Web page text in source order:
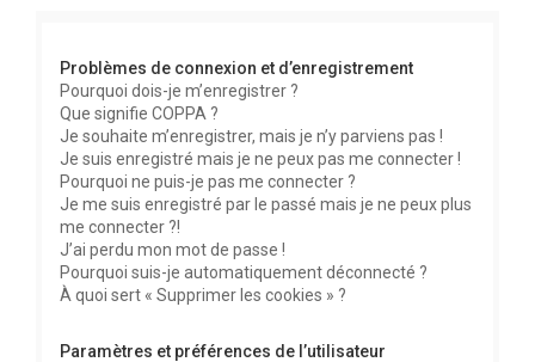
Problèmes de connexion et d’enregistrement
Pourquoi dois-je m’enregistrer ?
Que signifie COPPA ?
Je souhaite m’enregistrer, mais je n’y parviens pas !
Je suis enregistré mais je ne peux pas me connecter !
Pourquoi ne puis-je pas me connecter ?
Je me suis enregistré par le passé mais je ne peux plus
me connecter ?!
J’ai perdu mon mot de passe !
Pourquoi suis-je automatiquement déconnecté ?
À quoi sert « Supprimer les cookies » ?
Paramètres et préférences de l’utilisateur